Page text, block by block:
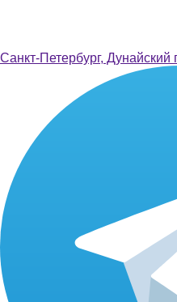
Санкт-Петербург, Дунайский